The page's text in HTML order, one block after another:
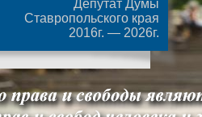
Депутат Думы
Ставропольского края
2016г. — 2026г.